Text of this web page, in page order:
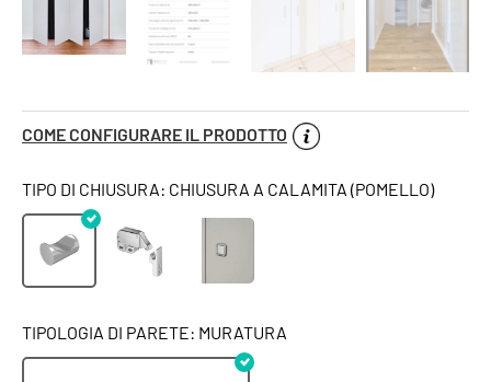
COME CONFIGURARE IL PRODOTTO
TIPO DI CHIUSURA: CHIUSURA A CALAMITA (POMELLO)
TIPOLOGIA DI PARETE: MURATURA